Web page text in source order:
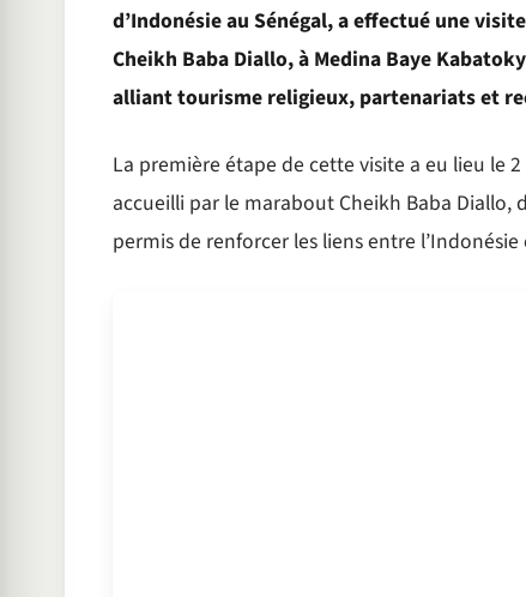
d’Indonésie au Sénégal, a effectué une
Cheikh Baba Diallo, à Medina Baye
alliant tourisme religieux, partenariats et
La première étape de cette visite a eu lieu le
accueilli par le marabout Cheikh Baba Diallo,
permis de renforcer les liens entre